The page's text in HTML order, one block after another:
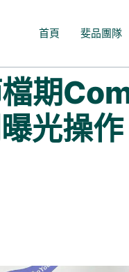
首頁 斐品團隊
期
光操